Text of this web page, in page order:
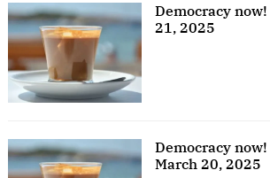
Democracy
21, 2025
Democracy
March 20, 2025